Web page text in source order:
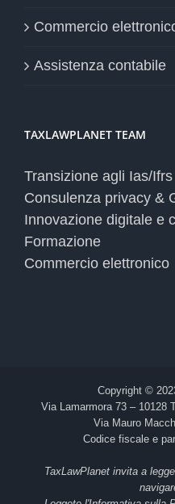
Commercio
Assistenza contabile
TAXLAWPLANET TEAM
Transizione agli Ias/Ifrs
Consulenza privacy &
Innovazione digitale e
Formazione
Commercio elettronico
Copyright ©
Via Lamarmora 73 – 10128
Via Mauro
Codice fiscale e
TaxLawPlanet invita a